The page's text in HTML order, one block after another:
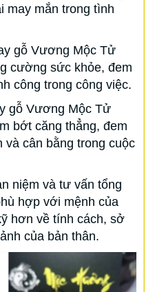
may mắn trong tình
gỗ Vương Mộc Tử
cường sức khỏe, đem
công trong công việc.
gỗ Vương Mộc Tử
bớt căng thẳng, đem
và cân bằng trong cuộc
niệm và tư vấn tổng
hợp với mệnh của
hơn về tính cách, sở
của bản thân.